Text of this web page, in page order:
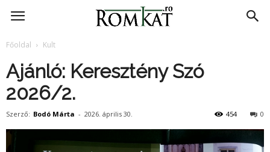
RomKat.ro
Főoldal Kult
Ajánló: Keresztény Szó
2026/2.
Szerző: Bodó Márta - 2026. április 30. 0
454